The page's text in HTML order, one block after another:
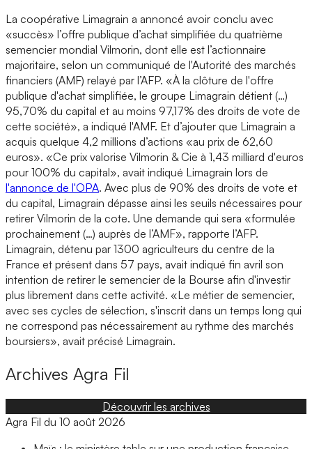
La coopérative Limagrain a annoncé avoir conclu avec
«succès» l’offre publique d’achat simplifiée du quatrième
semencier mondial Vilmorin, dont elle est l’actionnaire
majoritaire, selon un communiqué de l'Autorité des marchés
financiers (AMF) relayé par l’AFP. «À la clôture de l'offre
publique d'achat simplifiée, le groupe Limagrain détient (…)
95,70% du capital et au moins 97,17% des droits de vote de
cette société», a indiqué l'AMF. Et d’ajouter que Limagrain a
acquis quelque 4,2 millions d’actions «au prix de 62,60
euros». «Ce prix valorise Vilmorin & Cie à 1,43 milliard d'euros
pour 100% du capital», avait indiqué Limagrain lors de
l'annonce de l'OPA. Avec plus de 90% des droits de vote et
du capital, Limagrain dépasse ainsi les seuils nécessaires pour
retirer Vilmorin de la cote. Une demande qui sera «formulée
prochainement (…) auprès de l’AMF», rapporte l’AFP.
Limagrain, détenu par 1300 agriculteurs du centre de la
France et présent dans 57 pays, avait indiqué fin avril son
intention de retirer le semencier de la Bourse afin d'investir
plus librement dans cette activité. «Le métier de semencier,
avec ses cycles de sélection, s'inscrit dans un temps long qui
ne correspond pas nécessairement au rythme des marchés
boursiers», avait précisé Limagrain.
Archives Agra Fil
Découvrir les archives
Agra Fil du 10 août 2026